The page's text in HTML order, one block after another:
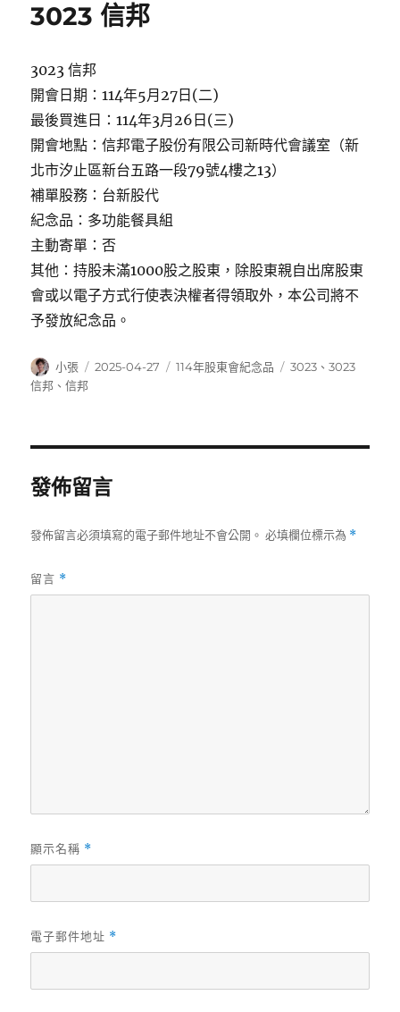
3023 信邦
3023 信邦
開會日期：114年5月27日(二)
最後買進日：114年3月26日(三)
開會地點：信邦電子股份有限公司新時代會議室（新
北市汐止區新台五路一段79號4樓之13）
補單股務：台新股代
紀念品：多功能餐具組
主動寄單：否
其他：持股未滿1000股之股東，除股東親自出席股東
會或以電子方式行使表決權者得領取外，本公司將不
予發放紀念品。
作
者
小張
發
2025-04-27
分
114年股東會紀念品
標
3023 、3023
信邦 、信邦
發佈留言
發佈留言必須填寫的電子郵件地址不會公開。 必填欄位標示為 *
留言 *
顯示名稱 *
電子郵件地址 *